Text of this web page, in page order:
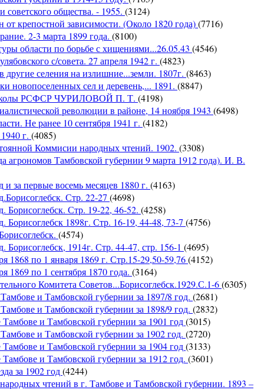
общества. - 1955. (3124)
крепостной зависимости. (Около 1820 года)(7716)
2-3 марта 1899 года. (8100)
области по борьбе с хищениями...26.05.43 (4546)
с/совета. 27 апреля 1942 г. (4823)
селения на излишние...земли. 1807г. (8463)
новопоселенных сел и деревень,... 1891. (8847)
школы РСФСР ЧУРИЛОВОЙ П. Т. (4198)
революции в районе, 14 ноября 1943 (6498)
Не ранее 10 сентября 1941 г. (4182)
г. (4085)
Коммисии народных чтений. 1902. (3308)
Тамбовской губернии 9 марта 1912 года). И. В.
и за первые восемь месяцев 1880 г. (4163)
Стр. 22-27 (4698)
Борисоглебск. Стр. 19-22, 46-52. (4258)
Борисоглебск 1898г. Стр. 16-19, 44-48, 73-7 (4756)
(4574)
Борисоглебск, 1914г. Стр. 44-47, стр. 156-1 (4695)
1868 по 1 января 1869 г. Стр.15-29,50-59,76(4152)
1869 по 1 сентября 1870 года. (3164)
Комитета Советов...Борисоглебск.1929.С.1-6(6305)
и Тамбовской губернии за 1897/8 год. (2681)
и Тамбовской губернии за 1898/9 год. (2832)
и Тамбовской губернии за 1901 год(3015)
и Тамбовской губернии за 1902 год. (2720)
и Тамбовской губернии за 1904 год(3133)
и Тамбовской губернии за 1912 год. (3601)
за 1902 год(4244)
чтений в г. Тамбове и Тамбовской губернии. 1893 –